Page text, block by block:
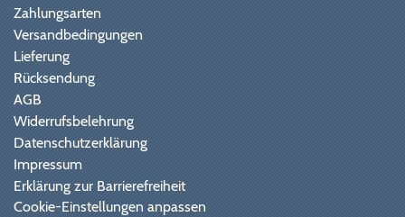
Zahlungsarten
Versandbedingungen
Lieferung
Rücksendung
AGB
Widerrufsbelehrung
Datenschutzerklärung
Impressum
Erklärung zur Barrierefreiheit
Cookie-Einstellungen anpassen